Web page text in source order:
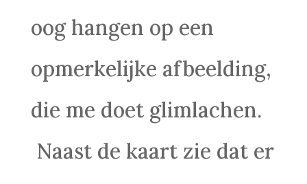
oog hangen op een
opmerkelijke afbeelding,
die me doet glimlachen.
Naast de kaart zie dat er